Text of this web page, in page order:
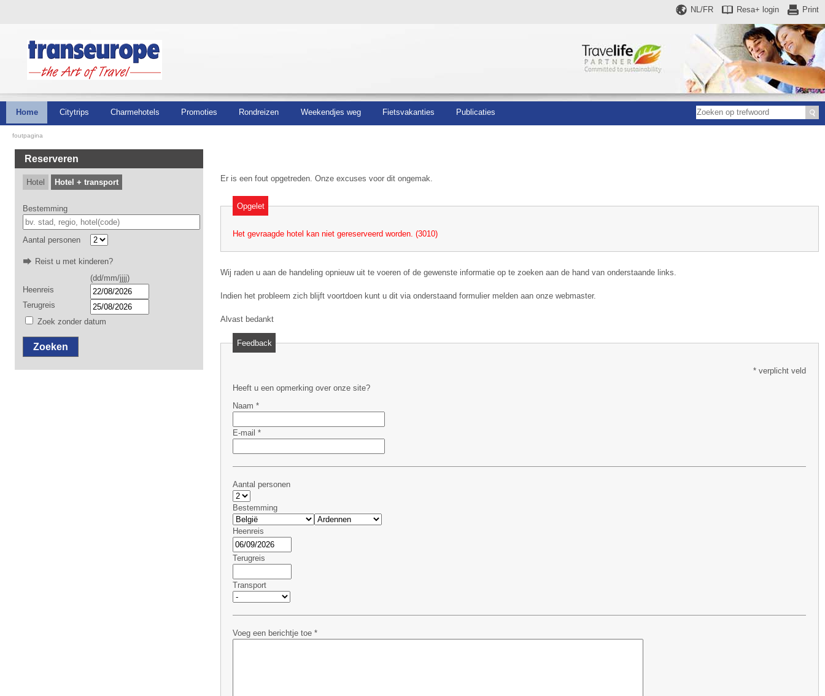
Print
Resa+ login
NL/FR
Home Citytrips Charmehotels Promoties Rondreizen Weekendjes weg Fietsvakanties Publicaties
foutpagina
Reserveren
Hotel Hotel + transport
Bestemming
Aantal personen
Reist u met kinderen?
(dd/mm/jjjj)
Heenreis
Terugreis
Zoek zonder datum
Zoeken
Er is een fout opgetreden. Onze excuses voor dit ongemak.
Opgelet
Het gevraagde hotel kan niet gereserveerd worden. (3010)
Wij raden u aan de handeling opnieuw uit te voeren of de gewenste informatie op te zoeken aan de hand van onderstaande links.
Indien het probleem zich blijft voortdoen kunt u dit via onderstaand formulier melden aan onze webmaster.
Alvast bedankt
Feedback
* verplicht veld
Heeft u een opmerking over onze site?
Naam *
E-mail *
Aantal personen
Bestemming
Heenreis
Terugreis
Transport
Voeg een berichtje toe *